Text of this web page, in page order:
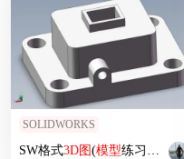
SOLIDWORKS
SW格式3D图(模型练习题)-016